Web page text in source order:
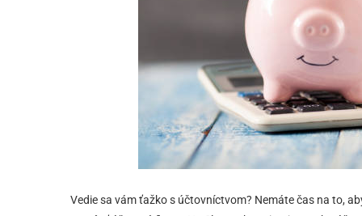
Vedie sa vám ťažko s účtovníctvom? Nemáte čas na to,